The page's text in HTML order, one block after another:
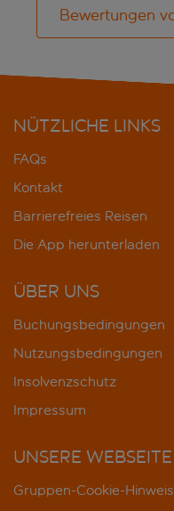
Bewertungen
NÜTZLICHE LINKS
FAQs
Kontakt
Barrierefreies Reisen
Die App herunterladen
ÜBER UNS
Buchungsbedingungen
Nutzungsbedingungen
Insolvenzschutz
Impressum
UNSERE WEBSEITE
Gruppen-Cookie-Hinweis